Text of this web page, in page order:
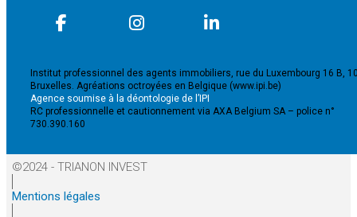
Institut professionnel des agents immobiliers, rue du Luxembourg 16 B,
Bruxelles. Agréations octroyées en Belgique (www.ipi.be)
Agence soumise à la déontologie de l’IPI
RC professionnelle et cautionnement via AXA Belgium SA – police n°
730.390.160
©2024 - TRIANON INVEST
Mentions légales